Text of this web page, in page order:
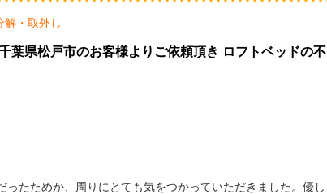
解・取外し
葉県松戸市のお客様よりご依頼頂き ロフトベッドの不
たためか、周りにとても気をつかっていただきました。優し